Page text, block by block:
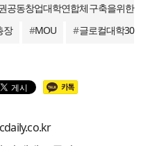
공동창업대학연합체구축을위한
장 #MOU #글로컬대학30